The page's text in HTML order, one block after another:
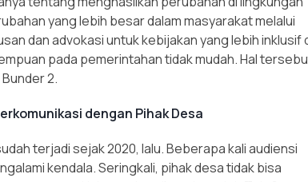
yang lebih besar dalam masyarakat melalui
dan advokasi untuk kebijakan yang lebih inklusif
pada pemerintahan tidak mudah. Hal
2.
dengan Pihak Desa
terjadi sejak 2020, lalu. Beberapa kali audiensi
kendala. Seringkali, pihak desa tidak bisa